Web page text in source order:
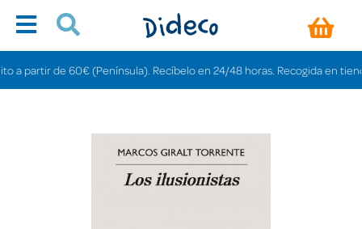
de 60€ (Península). Recíbelo en 24/48 horas. Recogida en tiendas